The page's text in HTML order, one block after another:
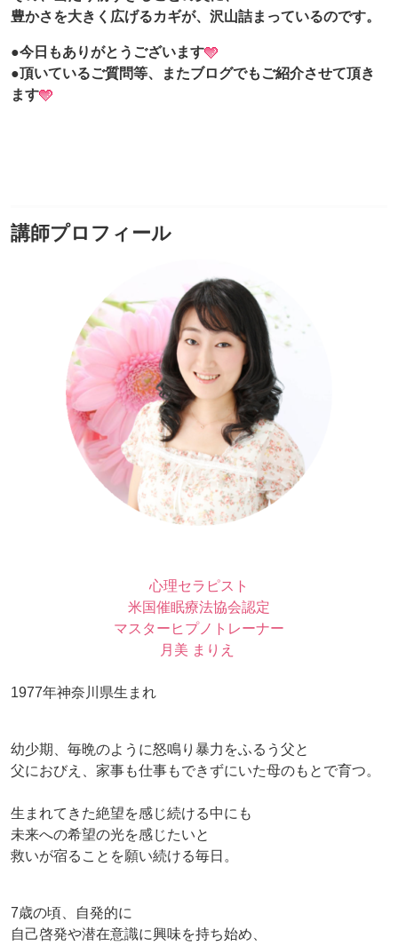
豊かさを大きく広げるカギが、沢山詰まっているのです。
●今日もありがとうございます
●頂いているご質問等、またブログでもご紹介させて頂き
ます
講師プロフィール
心理セラピスト
米国催眠療法協会認定
マスターヒプノトレーナー
月美 まりえ
1977年神奈川県生まれ
幼少期、毎晩のように怒鳴り暴力をふるう父と
父におびえ、家事も仕事もできずにいた母のもとで育つ。
生まれてきた絶望を感じ続ける中にも
未来への希望の光を感じたいと
救いが宿ることを願い続ける毎日。
7歳の頃、自発的に
自己啓発や潜在意識に興味を持ち始め、